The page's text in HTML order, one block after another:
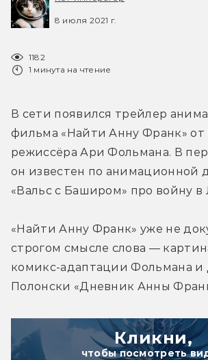
8 июля 2021 г.
1182
1 минута на чтение
В сети появился трейлер
фильма «Найти Анну Франк» от
режиссёра Ари Фольмана. В
он известен по анимационной
«Вальс с Баширом» про войну в
«Найти Анну Франк» уже не
строгом смысле слова —
комикс-адаптации Фольмана и
Полонски «Дневник Анны
Кликни,
чтобы посмотреть